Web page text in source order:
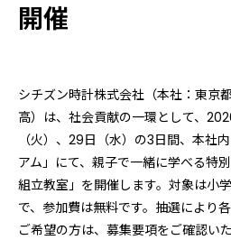
開催
シチズン時計株式会社（本社：東京
高）は、社会貢献の一環として、
（火）、29日（水）の3日間、本社
アム」にて、親子で一緒に学べる特
組立教室」を開催します。対象は小
で、参加費は無料です。抽選により
ご希望の方は、募集要項をご確認い